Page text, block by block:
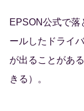
EPSON公式で落
ールしたドライ
が出ることがあ
きる）。